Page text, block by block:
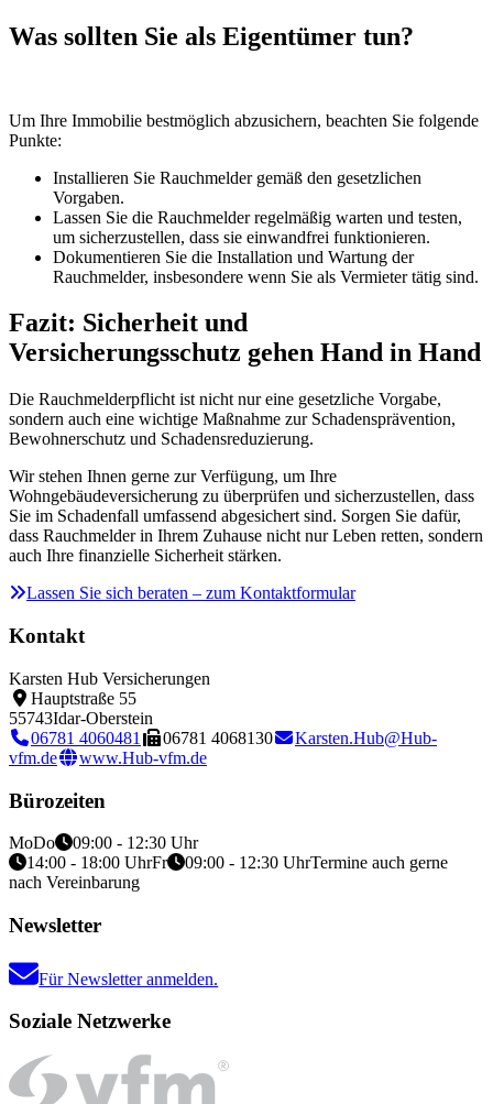
Was sollten Sie als Eigentümer tun?
Um Ihre Immobilie bestmöglich abzusichern, beachten Sie folgende
Punkte:
Installieren Sie Rauchmelder gemäß den gesetzlichen
Vorgaben.
Lassen Sie die Rauchmelder regelmäßig warten und testen,
um sicherzustellen, dass sie einwandfrei funktionieren.
Dokumentieren Sie die Installation und Wartung der
Rauchmelder, insbesondere wenn Sie als Vermieter tätig sind.
Fazit: Sicherheit und
Versicherungsschutz gehen Hand in Hand
Die Rauchmelderpflicht ist nicht nur eine gesetzliche Vorgabe,
sondern auch eine wichtige Maßnahme zur Schadensprävention,
Bewohnerschutz und Schadensreduzierung.
Wir stehen Ihnen gerne zur Verfügung, um Ihre
Wohngebäudeversicherung zu überprüfen und sicherzustellen, dass
Sie im Schadenfall umfassend abgesichert sind. Sorgen Sie dafür,
dass Rauchmelder in Ihrem Zuhause nicht nur Leben retten, sondern
auch Ihre finanzielle Sicherheit stärken.
Lassen Sie sich beraten – zum Kontaktformular
Kontakt
Karsten Hub Versicherungen
Hauptstraße 55
55743Idar-Oberstein
06781 4060481
06781 4068130
Karsten.Hub@Hub-
vfm.de
www.Hub-vfm.de
Bürozeiten
MoDo
09:00 - 12:30 Uhr
14:00 - 18:00 UhrFr 09:00 - 12:30 UhrTermine auch gerne
nach Vereinbarung
Newsletter
Für Newsletter anmelden.
Soziale Netzwerke